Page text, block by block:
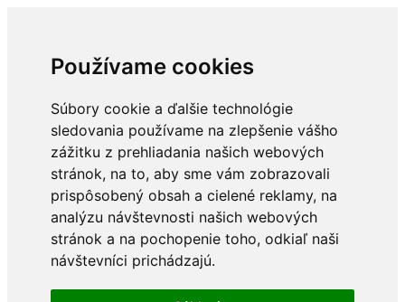
Používame cookies
Súbory cookie a ďalšie technológie
sledovania používame na zlepšenie vášho
zážitku z prehliadania našich webových
stránok, na to, aby sme vám zobrazovali
prispôsobený obsah a cielené reklamy, na
analýzu návštevnosti našich webových
stránok a na pochopenie toho, odkiaľ naši
návštevníci prichádzajú.